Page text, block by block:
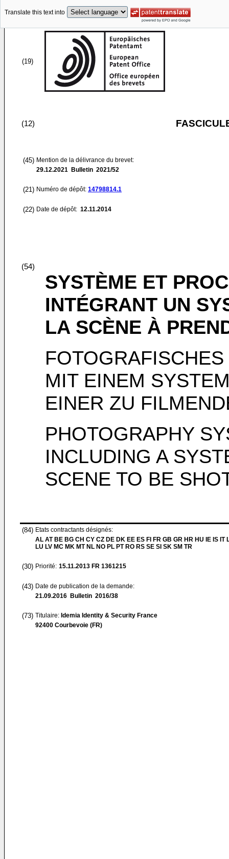
Translate this text into
(19)
(12)
(45) Mention de la délivrance du brevet:
29.12.2021 Bulletin 2021/52
(21) Numéro de dépôt: 14798814.1
(22) Date de dépôt: 12.11.2014
(54)
SYSTÈME ET
INTÉGRANT UN
LA SCÈNE À
MIT EINEM
EINER ZU
PHOTOGRAPHY
INCLUDING A
SCENE TO BE
(84) Etats contractants désignés:
AL AT BE BG CH CY CZ DE DK EE ES FI FR GB GR HR HU IE IS IT
LU LV MC MK MT NL NO PL PT RO RS SE SI SK SM TR
(30) Priorité: 15.11.2013 FR 1361215
(43) Date de publication de la demande:
21.09.2016 Bulletin 2016/38
(73) Titulaire: Idemia Identity & Security France
92400 Courbevoie (FR)